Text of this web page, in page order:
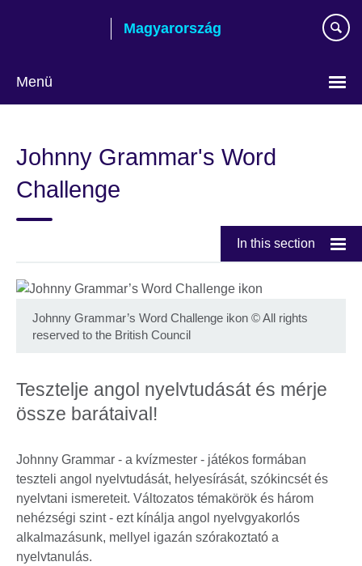
Magyarország
Menü
Johnny Grammar's Word
Challenge
In this section
Johnny Grammar’s Word Challenge ikon ©All rights
reserved to the British Council
Tesztelje angol nyelvtudását és mérje
össze barátaival!
Johnny Grammar - a kvízmester - játékos formában
teszteli angol nyelvtudását, helyesírását, szókincsét és
nyelvtani ismereteit. Változatos témakörök és három
nehézségi szint - ezt kínálja angol nyelvgyakorlós
alkalmazásunk, mellyel igazán szórakoztató a
nyelvtanulás.